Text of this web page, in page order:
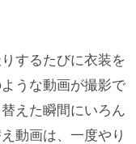
するたびに衣装を
うな動画が撮影で
えた瞬間にいろん
動画は、一度やり